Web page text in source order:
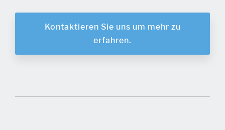
Kontaktieren Sie uns um mehr zu
erfahren.